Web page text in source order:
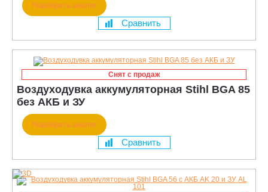
Подобрать аналог
Сравнить
Снят с продаж
Воздуходувка аккумуляторная Stihl BGA 85
без АКБ и ЗУ
Подобрать аналог
Сравнить